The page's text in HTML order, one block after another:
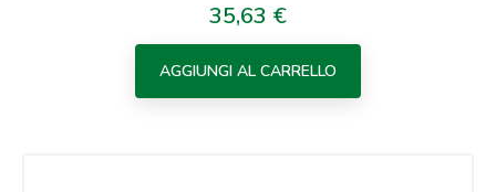
Prezzo
35,63 €
AGGIUNGI AL CARRELLO